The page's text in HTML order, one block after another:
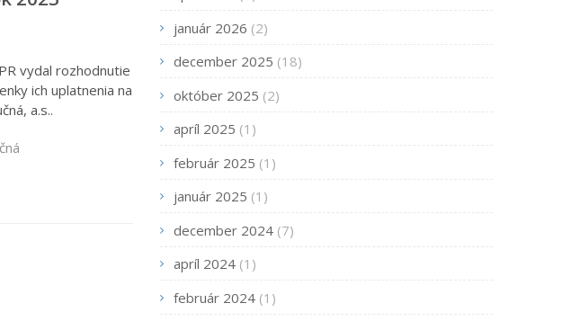
vydal rozhodnutie
ich uplatnenia na
a.s..
január 2026 (2)
december 2025 (18)
október 2025 (2)
apríl 2025 (1)
február 2025 (1)
január 2025 (1)
december 2024 (7)
apríl 2024 (1)
február 2024 (1)